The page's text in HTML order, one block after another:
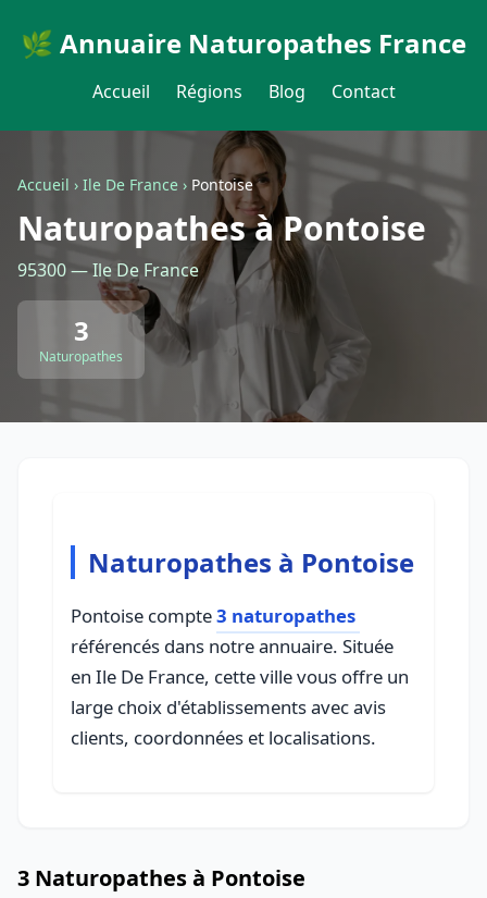
🌿 Annuaire Naturopathes France
Accueil Régions Blog Contact
Accueil › Ile De France › Pontoise
Naturopathes à Pontoise
95300 — Ile De France
3
Naturopathes
Naturopathes à Pontoise
Pontoise compte3 naturopathes
référencés dans notre annuaire. Située
en Ile De France, cette ville vous offre un
large choix d'établissements avec avis
clients, coordonnées et localisations.
3 Naturopathes à Pontoise